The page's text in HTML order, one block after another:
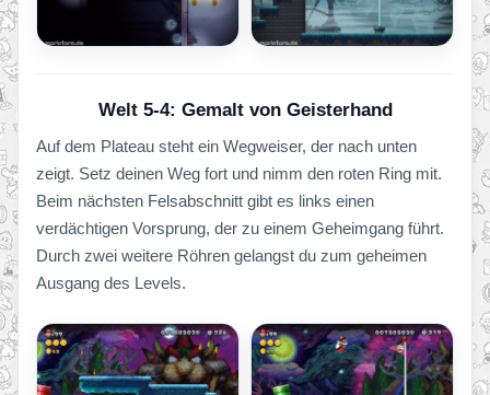
Welt 5-4: Gemalt von Geisterhand
Auf dem Plateau steht ein Wegweiser, der nach unten
zeigt. Setz deinen Weg fort und nimm den roten Ring mit.
Beim nächsten Felsabschnitt gibt es links einen
verdächtigen Vorsprung, der zu einem Geheimgang führt.
Durch zwei weitere Röhren gelangst du zum geheimen
Ausgang des Levels.